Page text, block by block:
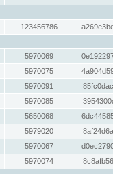
123456786
5970069
5970075
5970091
5970085
5650068
5979020
5970067
5970074